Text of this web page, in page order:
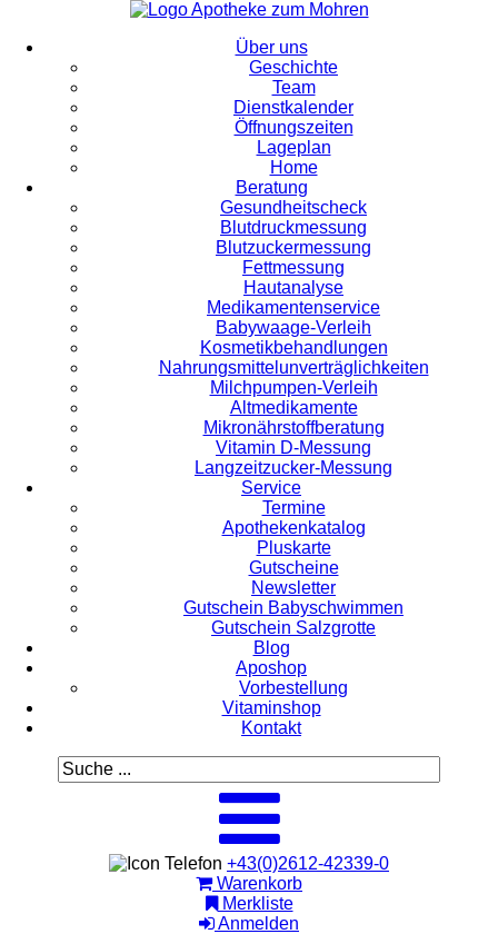
Über uns
Geschichte
Team
Dienstkalender
Öffnungszeiten
Lageplan
Home
Beratung
Gesundheitscheck
Blutdruckmessung
Blutzuckermessung
Fettmessung
Hautanalyse
Medikamentenservice
Babywaage-Verleih
Kosmetikbehandlungen
Nahrungsmittelunverträglichkeiten
Milchpumpen-Verleih
Altmedikamente
Mikronährstoffberatung
Vitamin D-Messung
Langzeitzucker-Messung
Service
Termine
Apothekenkatalog
Pluskarte
Gutscheine
Newsletter
Gutschein Babyschwimmen
Gutschein Salzgrotte
Blog
Aposhop
Vorbestellung
Vitaminshop
Kontakt
+43(0)2612-42339-0
Warenkorb
Merkliste
Anmelden